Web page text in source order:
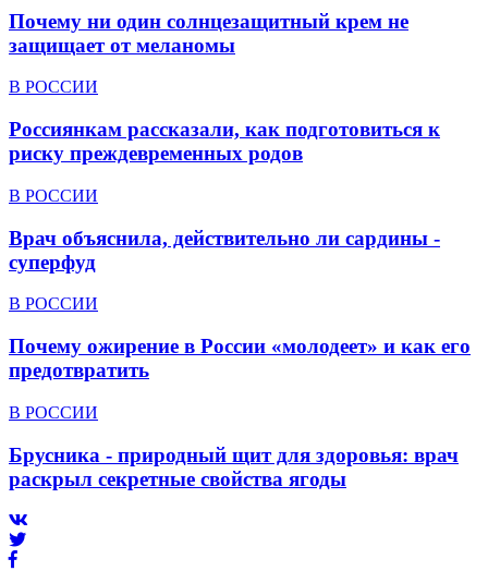
Почему ни один солнцезащитный крем не
защищает от меланомы
В РОССИИ
Россиянкам рассказали, как подготовиться к
риску преждевременных родов
В РОССИИ
Врач объяснила, действительно ли сардины -
суперфуд
В РОССИИ
Почему ожирение в России «молодеет» и как его
предотвратить
В РОССИИ
Брусника - природный щит для здоровья: врач
раскрыл секретные свойства ягоды